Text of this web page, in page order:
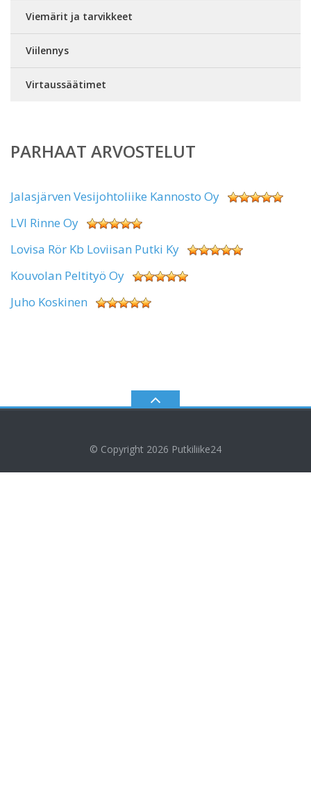
Viemärit ja tarvikkeet
Viilennys
Virtaussäätimet
PARHAAT ARVOSTELUT
Jalasjärven Vesijohtoliike Kannosto Oy
LVI Rinne Oy
Lovisa Rör Kb Loviisan Putki Ky
Kouvolan Peltityö Oy
Juho Koskinen
© Copyright 2026 Putkiliike24